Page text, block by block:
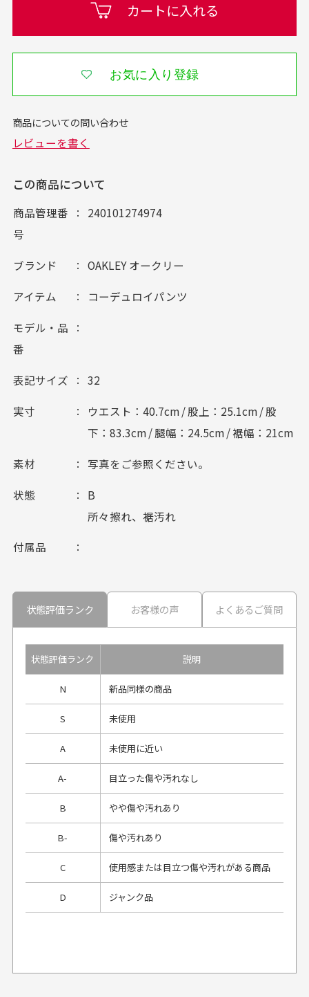
カートに入れる
お気に入り登録
この商品について
商品管理番
号
240101274974
ブランド OAKLEY オークリー
アイテム コーデュロイパンツ
モデル・品
番
表記サイズ 32
実寸
ウエスト：40.7cm / 股上：25.1cm / 股
下：83.3cm / 腿幅：24.5cm / 裾幅：21cm
素材 写真をご参照ください。
状態
B
所々擦れ、裾汚れ
付属品
状態評価ランク お客様の声 よくあるご質問
状態評価ランク 説明
N 新品同様の商品
S 未使用
A 未使用に近い
A- 目立った傷や汚れなし
B やや傷や汚れあり
B- 傷や汚れあり
C 使用感または目立つ傷や汚れがある商品
D ジャンク品